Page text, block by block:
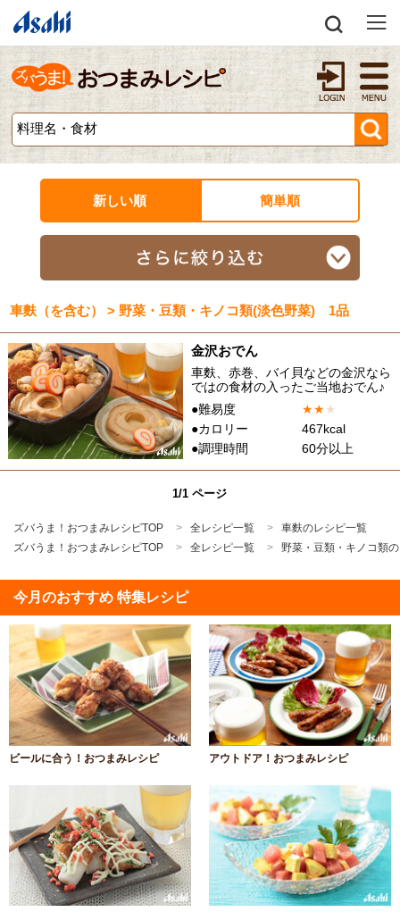
新しい順 簡単順
車麩（を含む） > 野菜・豆類・キノコ類(淡色野菜) 1品
金沢おでん
車麩、赤巻、バイ貝などの金沢なら
ではの食材の入ったご当地おでん♪
●難易度
★★★
●カロリー
467kcal
●調理時間
60分以上
1/1 ページ
ズバうま！おつまみレシピTOP 全レシピ一覧
車麩のレシピ一覧
ズバうま！おつまみレシピTOP
全レシピ一覧 野菜・豆類・キノコ類
今月のおすすめ 特集レシピ
ビールに合う！おつまみレシピ アウトドア！おつまみレシピ